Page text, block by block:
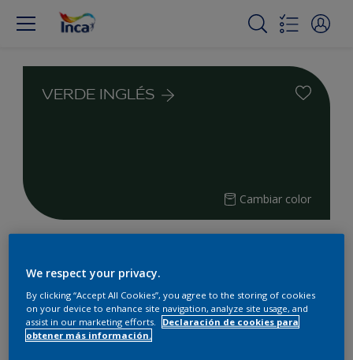
VERDE INGLÉS
Cambiar color
tu proyecto
2Productos encontrados
We respect your privacy.
By clicking “Accept All Cookies”, you agree to the storing of cookies
on your device to enhance site navigation, analyze site usage, and
assist in our marketing efforts.
Declaración de cookies para
obtener más información.